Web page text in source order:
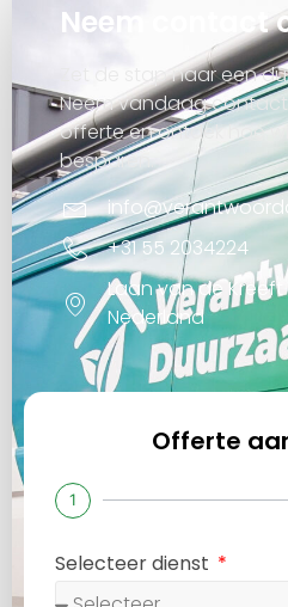
Neem contact
Zet de stap naar een
Neem vandaag
offerte en ontdek hoe
besparen.
+31 55 2034224
Laan van de Kreeft
Nederland
Offerte
1
Selecteer dienst